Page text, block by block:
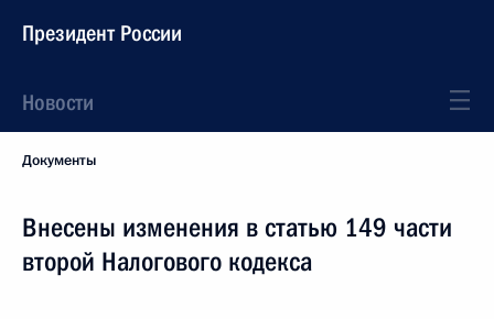
Президент России
Новости
Документы
Внесены изменения в статью 149 части
второй Налогового кодекса